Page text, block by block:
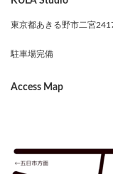
東京都あきる野市二宮
駐車場完備
Access Map